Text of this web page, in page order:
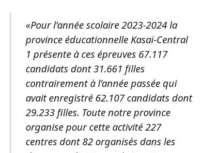
«Pour l’année scolaire 2023-2024 la
province éducationnelle Kasaï-Central
1 présente à ces épreuves 67.117
candidats dont 31.661 filles
contrairement à l’année passée qui
avait enregistré 62.107 candidats dont
29.233 filles. Toute notre province
organise pour cette activité 227
centres dont 82 organisés dans les